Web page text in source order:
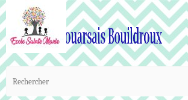
Passer
au
contenu